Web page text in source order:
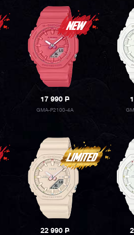
17 990P
GMA-P2100-4A
22 990P